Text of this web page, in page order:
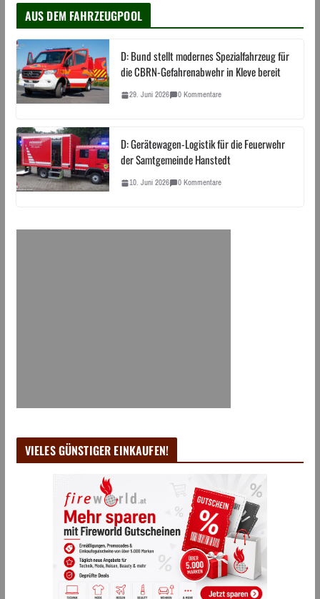
AUS DEM FAHRZEUGPOOL
D: Bund stellt modernes Spezialfahrzeug für
die CBRN-Gefahrenabwehr in Kleve bereit
29. Juni 2026 0 Kommentare
D: Gerätewagen-Logistik für die Feuerwehr
der Samtgemeinde Hanstedt
10. Juni 2026 0 Kommentare
VIELES GÜNSTIGER EINKAUFEN!